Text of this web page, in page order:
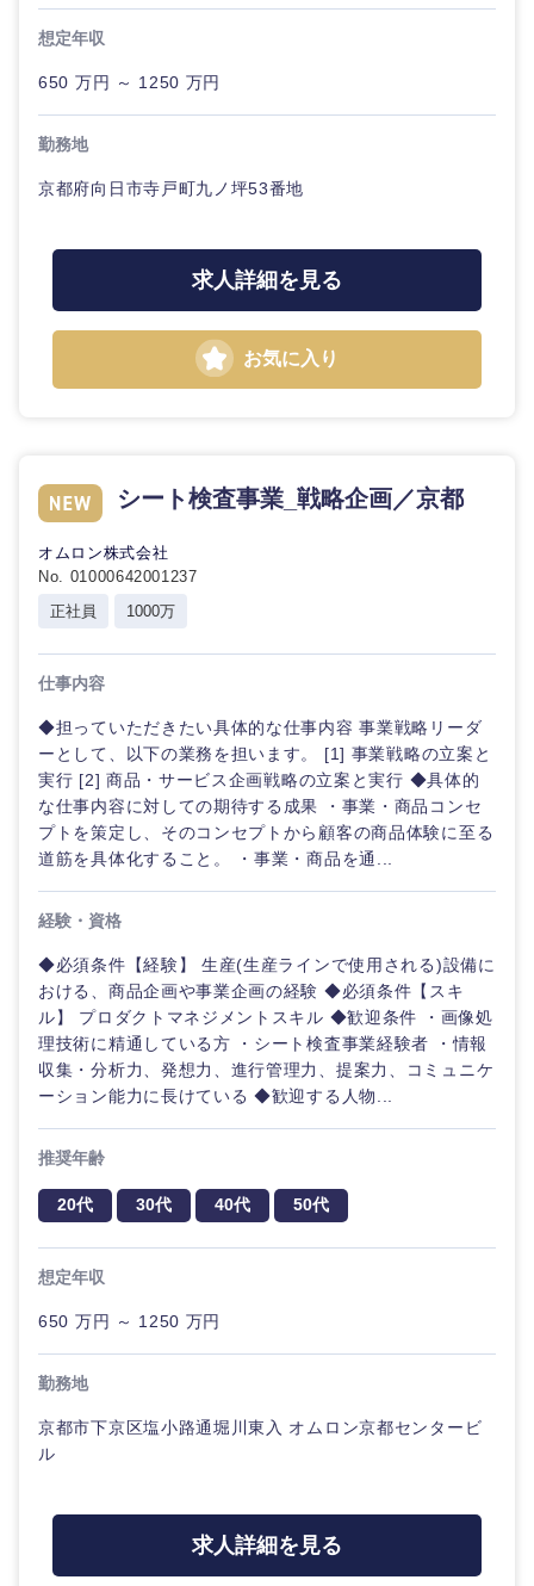
山口県 徳島県
香川県 愛媛県
高知県
想定年収
650 万円 ～ 1250 万円
勤務地
京都府向日市寺戸町九ノ坪53番地
求人詳細を見る
お気に入り
シート検査事業_戦略企画／京都
オムロン株式会社
No. 01000642001237
正社員
1000万
仕事内容
◆担っていただきたい具体的な仕事内容 事業戦略リーダ
ーとして、以下の業務を担います。 [1] 事業戦略の立案と
実行 [2] 商品・サービス企画戦略の立案と実行 ◆具体的
な仕事内容に対しての期待する成果 ・事業・商品コンセ
プトを策定し、そのコンセプトから顧客の商品体験に至る
道筋を具体化すること。 ・事業・商品を通...
経験・資格
◆必須条件【経験】 生産(生産ラインで使用される)設備に
おける、商品企画や事業企画の経験 ◆必須条件【スキ
ル】 プロダクトマネジメントスキル ◆歓迎条件 ・画像処
理技術に精通している方 ・シート検査事業経験者 ・情報
収集・分析力、発想力、進行管理力、提案力、コミュニケ
ーション能力に長けている ◆歓迎する人物...
推奨年齢
20代 30代 40代 50代
想定年収
650 万円 ～ 1250 万円
勤務地
京都市下京区塩小路通堀川東入 オムロン京都センタービ
ル
求人詳細を見る